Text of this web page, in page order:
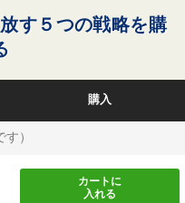
す５つの戦略を購
購入
）
カートに
入れる